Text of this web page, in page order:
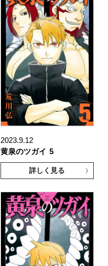
2023.9.12
黄泉のツガイ 5
詳しく見る